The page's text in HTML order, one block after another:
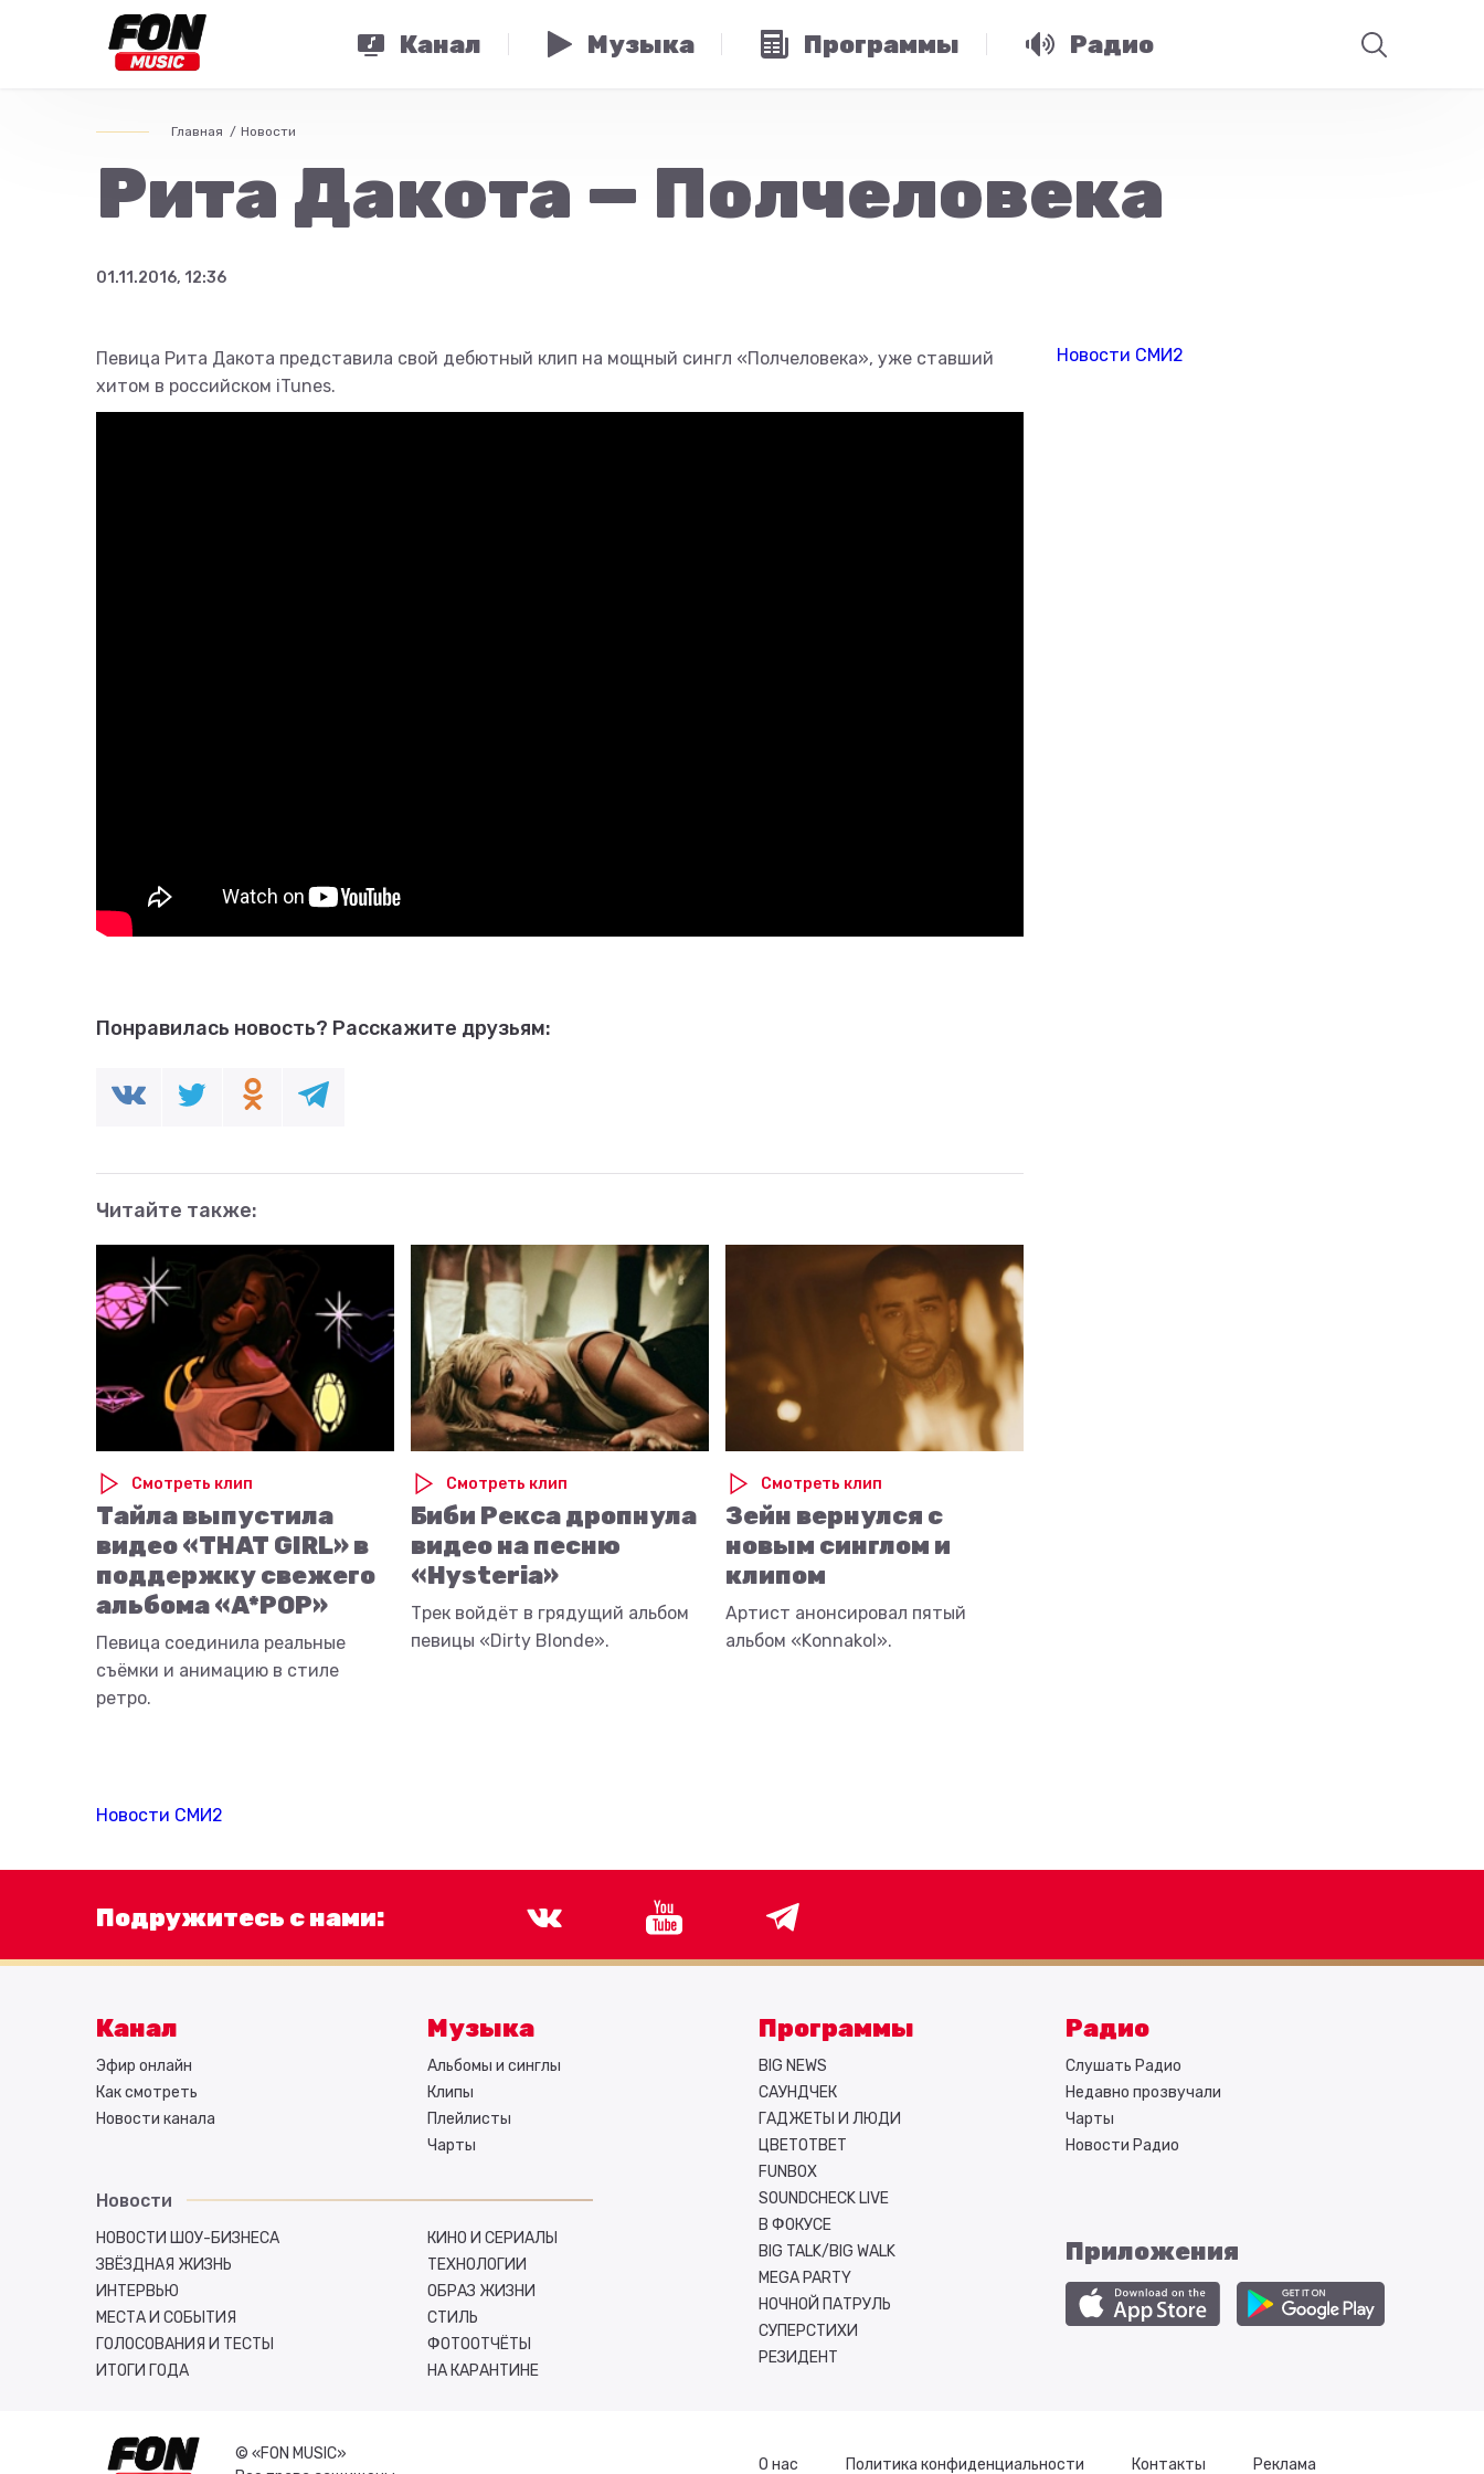
Канал Музыка Программы Радио
Главная Новости
Рита Дакота — Полчеловека
01.11.2016, 12:36
Певица Рита Дакота представила свой дебютный клип на мощный сингл «Полчеловека», уже ставший
хитом в российском iTunes.
Понравилась новость? Расскажите друзьям:
Читайте также:
Смотреть клип
Тайла выпустила
видео «THAT GIRL» в
поддержку свежего
альбома «A*POP»
Певица соединила реальные
съёмки и анимацию в стиле
ретро.
Смотреть клип
Биби Рекса дропнула
видео на песню
«Hysteria»
Трек войдёт в грядущий альбом
певицы «Dirty Blonde».
Смотреть клип
Зейн вернулся с
новым синглом и
клипом
Артист анонсировал пятый
альбом «Konnakol».
Новости СМИ2
Новости СМИ2
Подружитесь с нами:
Канал
Эфир онлайн
Как смотреть
Новости канала
Музыка
Альбомы и синглы
Клипы
Плейлисты
Чарты
Новости
НОВОСТИ ШОУ-БИЗНЕСА
ЗВЁЗДНАЯ ЖИЗНЬ
ИНТЕРВЬЮ
МЕСТА И СОБЫТИЯ
ГОЛОСОВАНИЯ И ТЕСТЫ
ИТОГИ ГОДА
КИНО И СЕРИАЛЫ
ТЕХНОЛОГИИ
ОБРАЗ ЖИЗНИ
СТИЛЬ
ФОТООТЧЁТЫ
НА КАРАНТИНЕ
Программы
BIG NEWS
САУНДЧЕК
ГАДЖЕТЫ И ЛЮДИ
ЦВЕТОТВЕТ
FUNBOX
SOUNDCHECK LIVE
В ФОКУСЕ
BIG TALK/BIG WALK
MEGA PARTY
НОЧНОЙ ПАТРУЛЬ
СУПЕРСТИХИ
РЕЗИДЕНТ
Радио
Слушать Радио
Недавно прозвучали
Чарты
Новости Радио
Приложения
© «FON MUSIC»
О нас Политика конфиденциальности Контакты Реклама